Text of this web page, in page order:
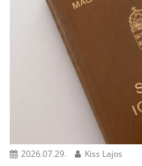
2026.07.29. Kiss Lajos